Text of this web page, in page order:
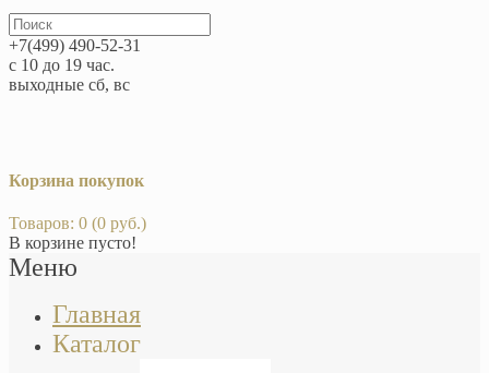
+7(499) 490-52-31
с 10 до 19 час.
выходные сб, вс
Корзина покупок
Товаров: 0 (0 руб.)
В корзине пусто!
Меню
Главная
Каталог